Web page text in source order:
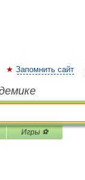
Запомнить сайт
Игры ⚽